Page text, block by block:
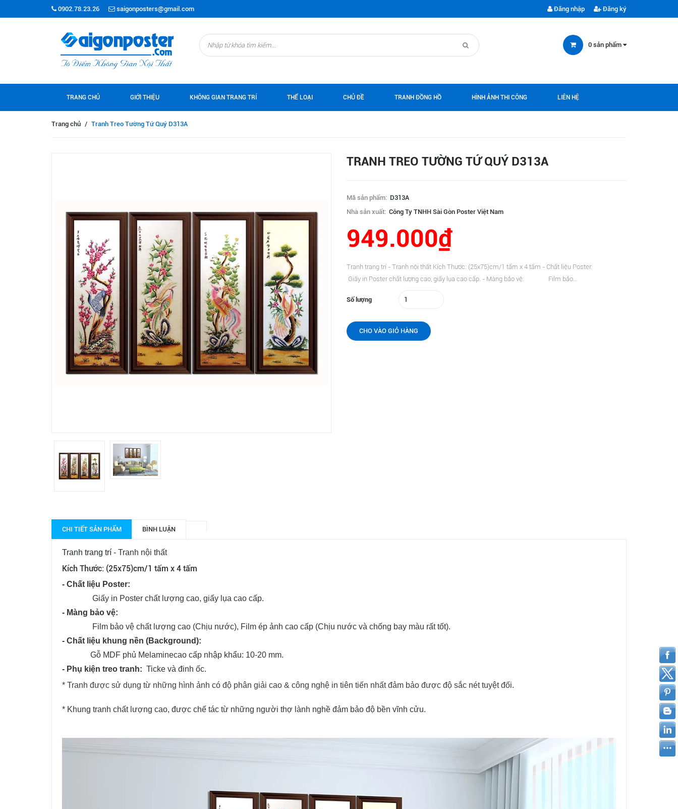
0902.78.23.26 saigonposters@gmail.com Đăng nhập Đăng ký
0 sản phẩm
TRANG CHỦ GIỚI THIỆU KHÔNG GIAN TRANG TRÍ THỂ LOẠI CHỦ ĐỀ TRANH ĐỒNG HỒ HÌNH ẢNH THI CÔNG LIÊN HỆ
Trang chủ / Tranh Treo Tường Tứ Quý D313A
TRANH TREO TƯỜNG TỨ QUÝ D313A
Mã sản phẩm: D313A
Nhà sản xuất: Công Ty TNHH Sài Gòn Poster Việt Nam
949.000₫
Tranh trang trí - Tranh nội thất Kích Thước: (25x75)cm/1 tấm x 4 tấm - Chất liệu Poster:
Giấy in Poster chất lượng cao, giấy lụa cao cấp. - Màng bảo vệ: Film bảo...
Số lượng
CHO VÀO GIỎ HÀNG
CHI TIẾT SẢN PHẨM BÌNH LUẬN
Tranh trang trí - Tranh nội thất
Kích Thước: (25x75)cm/1 tấm x 4 tấm
- Chất liệu Poster:
Giấy in Poster chất lượng cao, giấy lụa cao cấp.
- Màng bảo vệ:
Film bảo vệ chất lượng cao (Chịu nước), Film ép ảnh cao cấp (Chịu nước và chống bay màu rất tốt).
- Chất liệu khung nền (Background):
Gỗ MDF phủ Melaminecao cấp nhập khẩu: 10-20 mm.
- Phụ kiện treo tranh: Ticke và đinh ốc.
* Tranh được sử dụng từ những hình ảnh có độ phân giải cao & công nghệ in tiên tiến nhất đảm bảo được độ sắc nét tuyệt đối.
* Khung tranh chất lượng cao, được chế tác từ những người thợ lành nghề đảm bảo độ bền vĩnh cửu.